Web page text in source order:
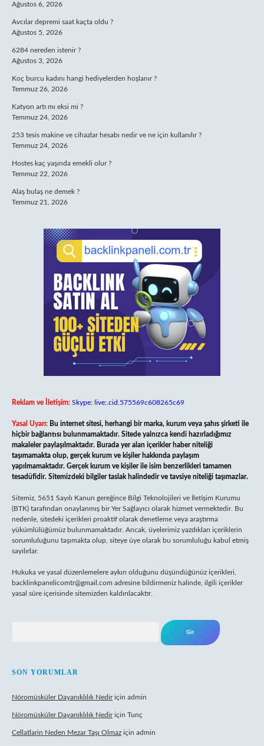
Ağustos 6, 2026
Avcılar depremi saat kaçta oldu ?
Ağustos 5, 2026
6284 nereden istenir ?
Ağustos 3, 2026
Koç burcu kadını hangi hediyelerden hoşlanır ?
Temmuz 26, 2026
Katyon artı mı eksi mi ?
Temmuz 24, 2026
253 tesis makine ve cihazlar hesabı nedir ve ne için kullanılır ?
Temmuz 24, 2026
Hostes kaç yaşında emekli olur ?
Temmuz 22, 2026
Alaş bulaş ne demek ?
Temmuz 21, 2026
Reklam ve İletişim: Skype: live:.cid.575569c608265c69
Yasal Uyarı: Bu internet sitesi, herhangi bir marka, kurum veya şahıs şirketi ile
hiçbir bağlantısı bulunmamaktadır. Sitede yalnızca kendi hazırladığımız
makaleler paylaşılmaktadır. Burada yer alan içerikler haber niteliği
taşımamakta olup, gerçek kurum ve kişiler hakkında paylaşım
yapılmamaktadır. Gerçek kurum ve kişiler ile isim benzerlikleri tamamen
tesadüfidir. Sitemizdeki bilgiler taslak halindedir ve tavsiye niteliği taşımazlar.
Sitemiz, 5651 Sayılı Kanun gereğince Bilgi Teknolojileri ve İletişim Kurumu
(BTK) tarafından onaylanmış bir Yer Sağlayıcı olarak hizmet vermektedir. Bu
nedenle, sitedeki içerikleri proaktif olarak denetleme veya araştırma
yükümlülüğümüz bulunmamaktadır. Ancak, üyelerimiz yazdıkları içeriklerin
sorumluluğunu taşımakta olup, siteye üye olarak bu sorumluluğu kabul etmiş
sayılırlar.
Hukuka ve yasal düzenlemelere aykırı olduğunu düşündüğünüz içerikleri,
backlinkpanelicomtr@gmail.com adresine bildirmeniz halinde, ilgili içerikler
yasal süre içerisinde sitemizden kaldırılacaktır.
SON YORUMLAR
Nöromüsküler Dayanıklılık Nediriçin admin
Nöromüsküler Dayanıklılık Nediriçin Tunç
Cellatlarin Neden Mezar Taşı Olmaz için admin